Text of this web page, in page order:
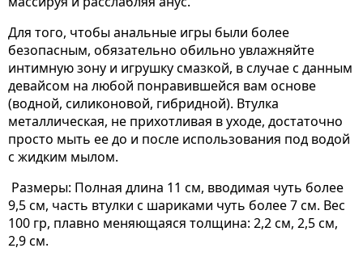
Для того, чтобы анальные игры были более
безопасным, обязательно обильно увлажняйте
интимную зону и игрушку смазкой, в случае с данным
девайсом на любой понравившейся вам основе
(водной, силиконовой, гибридной). Втулка
металлическая, не прихотливая в уходе, достаточно
просто мыть ее до и после использования под водой
с жидким мылом.
Размеры: Полная длина 11 см, вводимая чуть более
9,5 см, часть втулки с шариками чуть более 7 см. Вес
100 гр, плавно меняющаяся толщина: 2,2 см, 2,5 см,
2,9 см.